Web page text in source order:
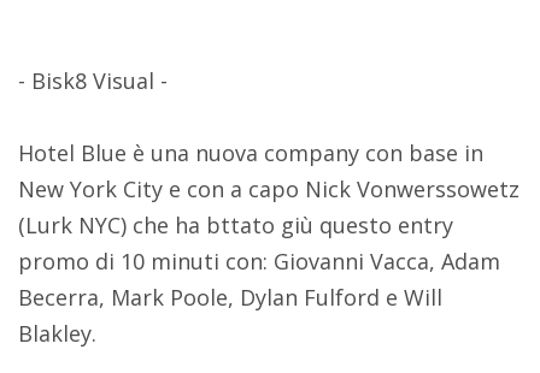
- Bisk8 Visual -
Hotel Blue è una nuova company con base in
New York City e con a capo Nick Vonwerssowetz
(Lurk NYC) che ha bttato giù questo entry
promo di 10 minuti con: Giovanni Vacca, Adam
Becerra, Mark Poole, Dylan Fulford e Will
Blakley.